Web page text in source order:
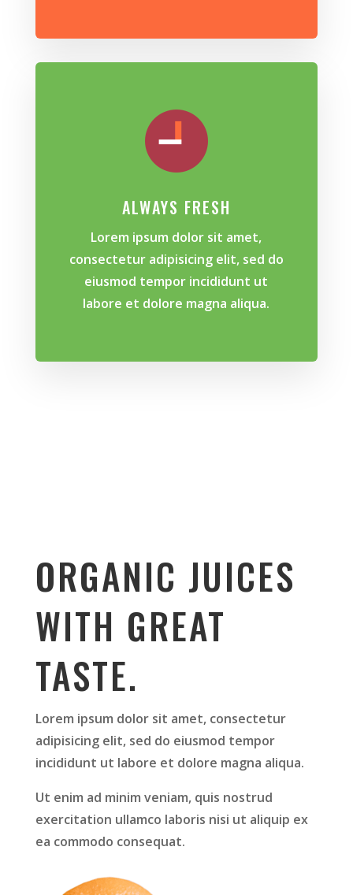
ALWAYS FRESH
Lorem ipsum dolor sit amet,
consectetur adipisicing elit, sed do
eiusmod tempor incididunt ut
labore et dolore magna aliqua.
ORGANIC JUICES
WITH GREAT
TASTE.
Lorem ipsum dolor sit amet, consectetur
adipisicing elit, sed do eiusmod tempor
incididunt ut labore et dolore magna aliqua.
Ut enim ad minim veniam, quis nostrud
exercitation ullamco laboris nisi ut aliquip ex
ea commodo consequat.